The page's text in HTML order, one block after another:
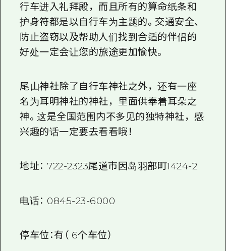
行车进入礼拜殿，而且所有的算命纸条和
护身符都是以自行车为主题的。交通安全、
防止盗窃以及帮助人们找到合适的伴侣的
好处一定会让您的旅途更加愉快。
尾山神社除了自行车神社之外，还有一座
名为耳明神社的神社，里面供奉着耳朵之
神。这是全国范围内不多见的独特神社，感
兴趣的话一定要去看看哦！
地址： 722-2323尾道市因岛羽部町1424-2
电话： 0845-23-6000
停车位：有（ 6个车位）